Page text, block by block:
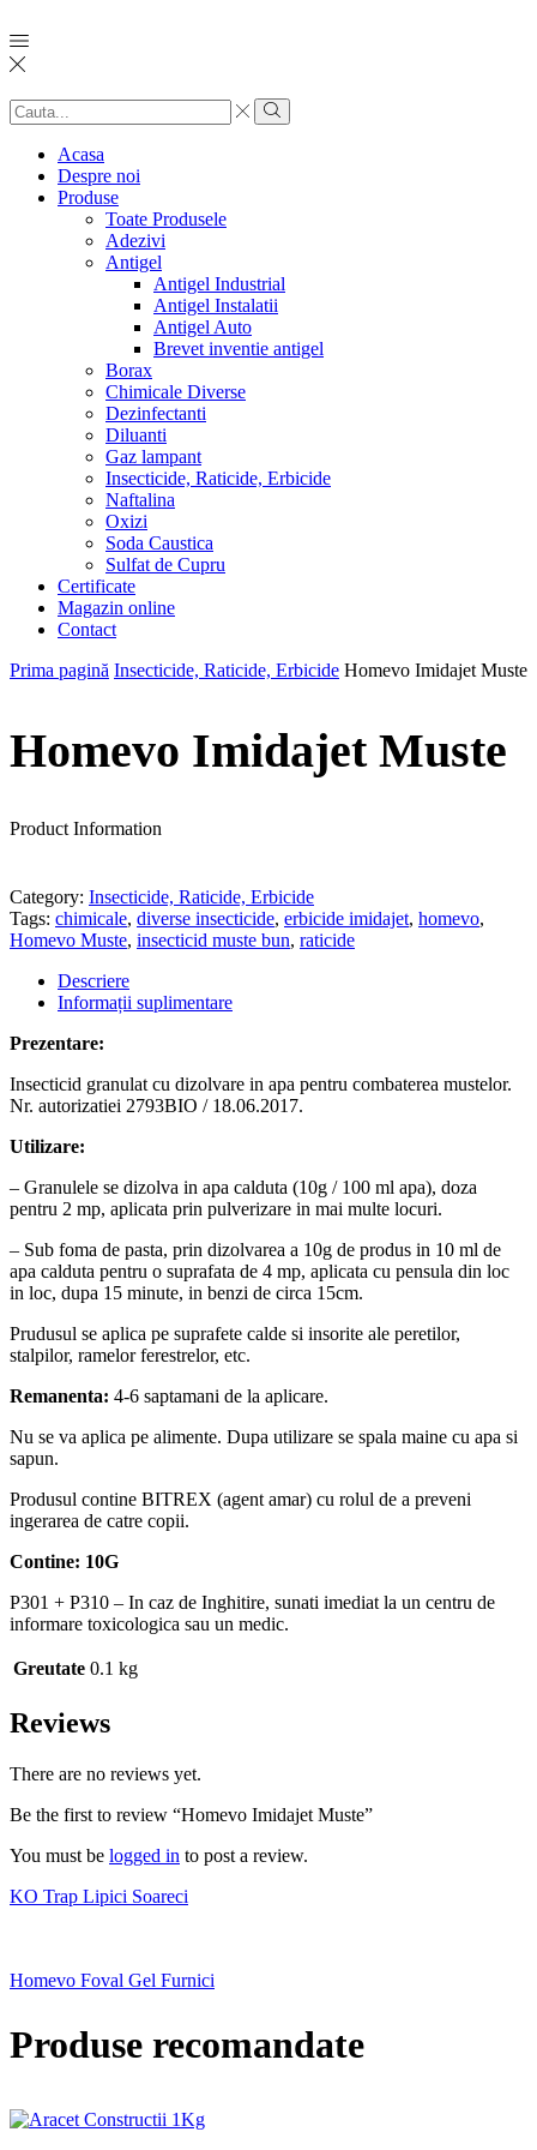
Search
input
Search
Acasa
Despre noi
Produse
Toate Produsele
Adezivi
Antigel
Antigel Industrial
Antigel Instalatii
Antigel Auto
Brevet inventie antigel
Borax
Chimicale Diverse
Dezinfectanti
Diluanti
Gaz lampant
Insecticide, Raticide, Erbicide
Naftalina
Oxizi
Soda Caustica
Sulfat de Cupru
Certificate
Magazin online
Contact
Prima pagină Insecticide, Raticide, Erbicide Homevo Imidajet Muste
Homevo Imidajet Muste
Product Information
Category: Insecticide, Raticide, Erbicide
Tags: chimicale, diverse insecticide, erbicide imidajet, homevo,
Homevo Muste, insecticid muste bun, raticide
Descriere
Informații suplimentare
Prezentare:
Insecticid granulat cu dizolvare in apa pentru combaterea mustelor.
Nr. autorizatiei 2793BIO / 18.06.2017.
Utilizare:
– Granulele se dizolva in apa calduta (10g / 100 ml apa), doza
pentru 2 mp, aplicata prin pulverizare in mai multe locuri.
– Sub foma de pasta, prin dizolvarea a 10g de produs in 10 ml de
apa calduta pentru o suprafata de 4 mp, aplicata cu pensula din loc
in loc, dupa 15 minute, in benzi de circa 15cm.
Prudusul se aplica pe suprafete calde si insorite ale peretilor,
stalpilor, ramelor ferestrelor, etc.
Remanenta: 4-6 saptamani de la aplicare.
Nu se va aplica pe alimente. Dupa utilizare se spala maine cu apa si
sapun.
Produsul contine BITREX (agent amar) cu rolul de a preveni
ingerarea de catre copii.
Contine: 10G
P301 + P310 – In caz de Inghitire, sunati imediat la un centru de
informare toxicologica sau un medic.
Greutate 0.1 kg
Reviews
There are no reviews yet.
Be the first to review “Homevo Imidajet Muste”
You must be logged in to post a review.
KO Trap Lipici Soareci
Homevo Foval Gel Furnici
Produse recomandate